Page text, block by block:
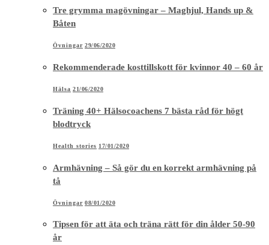
Tre grymma magövningar – Maghjul, Hands up &
Båten
Övningar 29/06/2020
Rekommenderade kosttillskott för kvinnor 40 – 60 år
Hälsa 21/06/2020
Träning 40+ Hälsocoachens 7 bästa råd för högt
blodtryck
Health stories 17/01/2020
Armhävning – Så gör du en korrekt armhävning på
tå
Övningar 08/01/2020
Tipsen för att äta och träna rätt för din ålder 50-90
år